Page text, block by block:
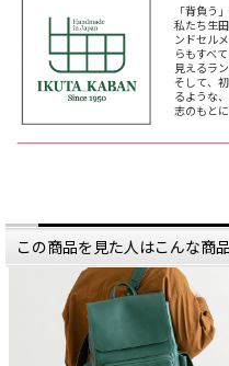
「背負う
私たち生
ンドセル
らもすべ
見えるラ
そして、
るような
志のもと
この商品を見た人はこんな商